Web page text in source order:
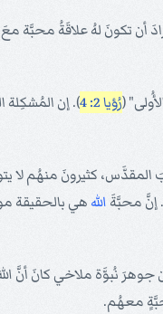
أرادَ أن تكونَ لهُ علاقَةُ
(رُؤيا 2: 4
). إن المُشكِلة
الرَّبِّ على يدِ ملاخي: أحببتُكُم قالَ الرَّبُّ" (1: 1، 2).
إنَّ محبَّةَ الله هي بالحقيقة
إن جوهرَ نُبوَّة ملاخي كانَ
معهُم.